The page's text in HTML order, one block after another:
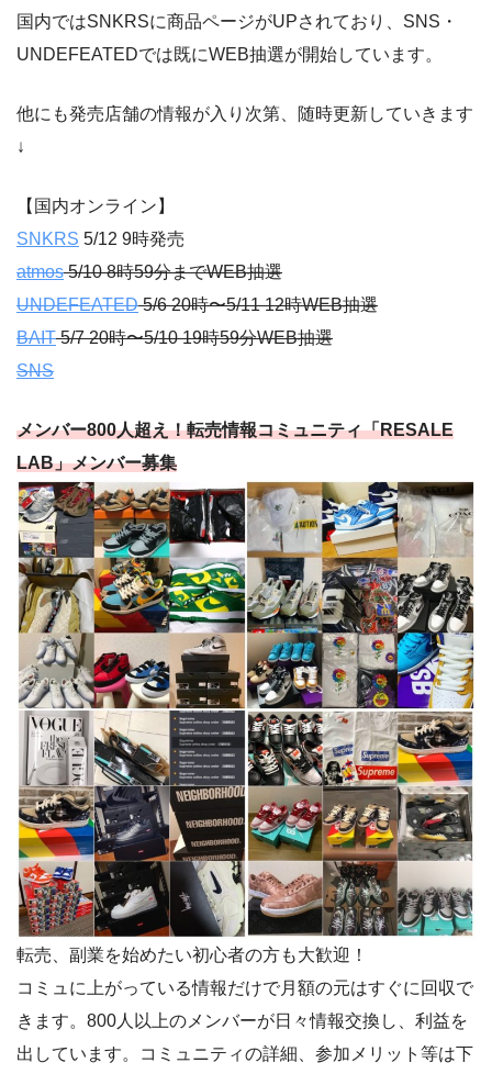
国内ではSNKRSに商品ページがUPされており、SNS・
UNDEFEATEDでは既にWEB抽選が開始しています。
他にも発売店舗の情報が入り次第、随時更新していきます
↓
【国内オンライン】
SNKRS 5/12 9時発売
atmos5/10 8時59分までWEB抽選
UNDEFEATED5/6 20時〜5/11 12時WEB抽選
BAIT5/7 20時〜5/10 19時59分WEB抽選
SNS
メンバー800人超え！転売情報コミュニティ「RESALE
LAB」メンバー募集
転売、副業を始めたい初心者の方も大歓迎！
コミュに上がっている情報だけで月額の元はすぐに回収で
きます。800人以上のメンバーが日々情報交換し、利益を
出しています。コミュニティの詳細、参加メリット等は下